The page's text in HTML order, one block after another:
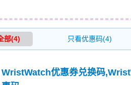
部(4) 只看优惠码(4)
WristWatch优惠券兑换码